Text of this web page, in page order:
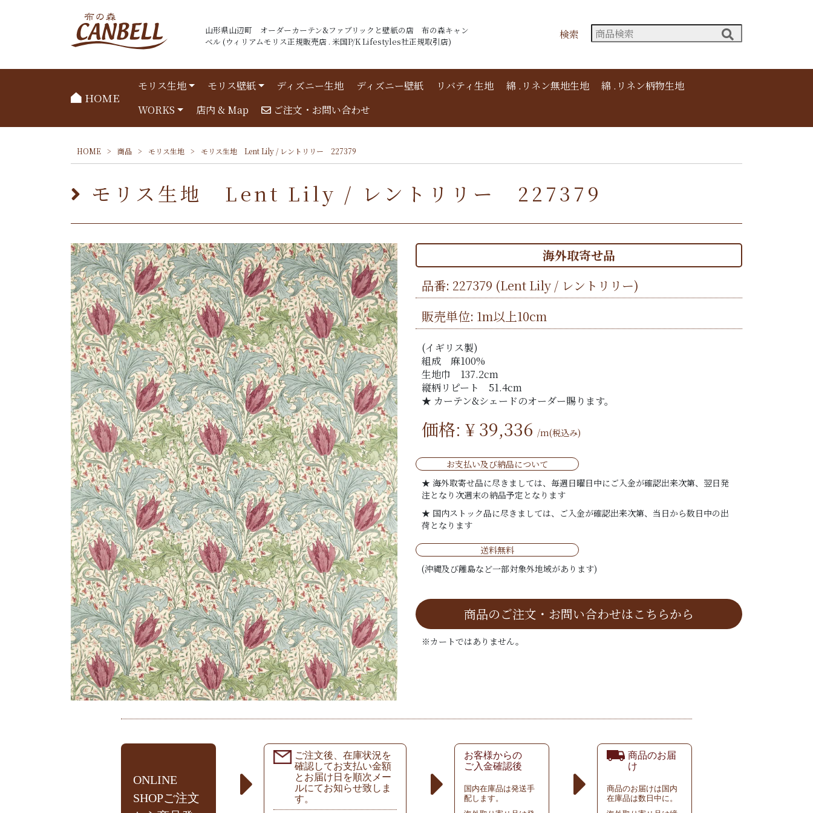
山形県山辺町 オーダーカーテン&ファブリックと壁紙の店 布の森キャン
ベル (ウィリアムモリス正規販売店 . 米国P/K Lifestyles社正規取引店)
検索
HOME
モリス生地 モリス壁紙 ディズニー生地 ディズニー壁紙 リバティ生地 綿 .リネン無地生地
綿 .リネン柄物生地
WORKS
店内 & Map ご注文・お問い合わせ
HOME > 商品 > モリス生地 > モリス生地 Lent Lily / レントリリー 227379
モリス生地 Lent Lily / レントリリー 227379
海外取寄せ品
品番: 227379 (Lent Lily / レントリリー)
販売単位: 1m以上10cm
(イギリス製)
組成 麻100%
生地巾 137.2cm
縦柄リピート 51.4cm
★ カーテン&シェードのオーダー賜ります。
価格: ¥39,336 /m(税込み)
お支払い及び納品について
★ 海外取寄せ品に尽きましては、毎週日曜日中にご入金が確認出来次第、翌日発
注となり次週末の納品予定となります
★ 国内ストック品に尽きましては、ご入金が確認出来次第、当日から数日中の出
荷となります
送料無料
(沖縄及び離島など一部対象外地域があります)
商品のご注文・お問い合わせはこちらから
※カートではありません。
ONLINE
SHOPご注文
ご注文後、在庫状況を
確認してお支払い金額
とお届け日を順次メー
ルにてお知らせ致しま
す。
お客様からの
ご入金確認後
国内在庫品は発送手
配します。
商品のお届
け
商品のお届けは国内
在庫品は数日中に。